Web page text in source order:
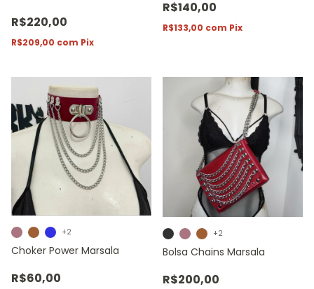
R$220,00
R$209,00 com Pix
R$140,00
R$133,00 com Pix
Choker Power Marsala
R$60,00
+2
Bolsa Chains Marsala
R$200,00
+2